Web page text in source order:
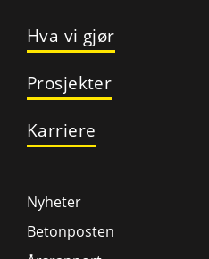
Hva vi gjør
Prosjekter
Karriere
Nyheter
Betonposten